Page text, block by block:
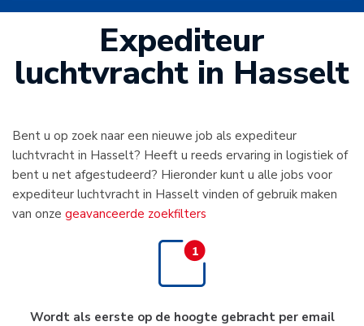
Expediteur
luchtvracht in Hasselt
Bent u op zoek naar een nieuwe job als expediteur
luchtvracht in Hasselt? Heeft u reeds ervaring in logistiek of
bent u net afgestudeerd? Hieronder kunt u alle jobs voor
expediteur luchtvracht in Hasselt vinden of gebruik maken
van onze geavanceerde zoekfilters
Wordt als eerste op de hoogte gebracht per email